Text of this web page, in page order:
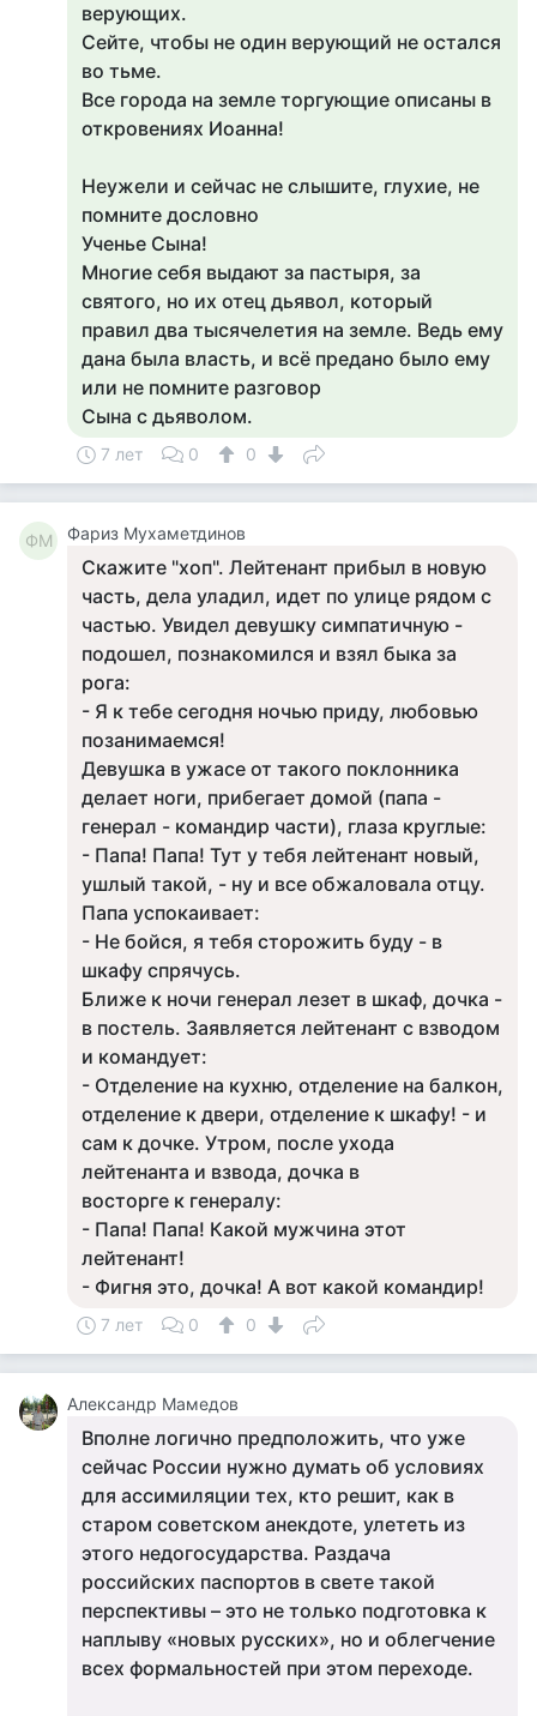
верующих.
Сейте, чтобы не один верующий не остался
во тьме.
Все города на земле торгующие описаны в
откровениях Иоанна!
Неужели и сейчас не слышите, глухие, не
помните дословно
Ученье Сына!
Многие себя выдают за пастыря, за
святого, но их отец дьявол, который
правил два тысячелетия на земле. Ведь ему
дана была власть, и всё предано было ему
или не помните разговор
Сына с дьяволом.
7 лет 0 0
ФМ Фариз Мухаметдинов
Скажите "хоп". Лейтенант прибыл в новую
часть, дела уладил, идет по улице рядом с
частью. Увидел девушку симпатичную -
подошел, познакомился и взял быка за
рога:
- Я к тебе сегодня ночью приду, любовью
позанимаемся!
Девушка в ужасе от такого поклонника
делает ноги, прибегает домой (папа -
генерал - командир части), глаза круглые:
- Папа! Папа! Тут у тебя лейтенант новый,
ушлый такой, - ну и все обжаловала отцу.
Папа успокаивает:
- Не бойся, я тебя сторожить буду - в
шкафу спрячусь.
Ближе к ночи генерал лезет в шкаф, дочка -
в постель. Заявляется лейтенант с взводом
и командует:
- Отделение на кухню, отделение на балкон,
отделение к двери, отделение к шкафу! - и
сам к дочке. Утром, после ухода
лейтенанта и взвода, дочка в
восторге к генералу:
- Папа! Папа! Какой мужчина этот
лейтенант!
- Фигня это, дочка! А вот какой командир!
7 лет 0 0
Александр Мамедов
Вполне логично предположить, что уже
сейчас России нужно думать об условиях
для ассимиляции тех, кто решит, как в
старом советском анекдоте, улететь из
этого недогосударства. Раздача
российских паспортов в свете такой
перспективы – это не только подготовка к
наплыву «новых русских», но и облегчение
всех формальностей при этом переходе.